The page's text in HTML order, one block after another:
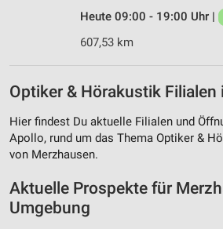
Heute 09:00 - 19:00 Uhr |
607,53 km
Optiker & Hörakustik Filialen
Hier findest Du aktuelle Filialen und
Apollo, rund um das Thema Optiker &
von Merzhausen.
Aktuelle Prospekte für
Umgebung